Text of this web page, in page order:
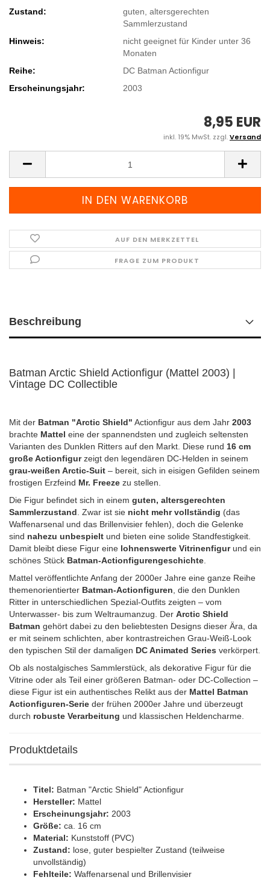
Zustand:
guten, altersgerechten
Sammlerzustand
Hinweis:
nicht geeignet für Kinder unter 36
Monaten
Reihe:
DC Batman Actionfigur
Erscheinungsjahr:
2003
8,95 EUR
inkl. 19% MwSt. zzgl.Versand
AUF DEN MERKZETTEL
FRAGE ZUM PRODUKT
Beschreibung
Batman Arctic Shield Actionfigur (Mattel 2003) |
Vintage DC Collectible
Mit der Batman "Arctic Shield" Actionfigur aus dem Jahr 2003
brachte Mattel eine der spannendsten und zugleich seltensten
Varianten des Dunklen Ritters auf den Markt. Diese rund 16 cm
große Actionfigurzeigt den legendären DC-Helden in seinem
grau-weißen Arctic-Suit – bereit, sich in eisigen Gefilden seinem
frostigen Erzfeind Mr. Freeze zu stellen.
Die Figur befindet sich in einem guten, altersgerechten
Sammlerzustand . Zwar ist sie nicht mehr vollständig (das
Waffenarsenal und das Brillenvisier fehlen), doch die Gelenke
sind nahezu unbespielt und bieten eine solide Standfestigkeit.
Damit bleibt diese Figur eine lohnenswerte Vitrinenfigurund ein
schönes Stück Batman-Actionfigurengeschichte
Mattel veröffentlichte Anfang der 2000er Jahre eine ganze Reihe
themenorientierter Batman-Actionfiguren , die den Dunklen
Ritter in unterschiedlichen Spezial-Outfits zeigten – vom
Unterwasser- bis zum Weltraumanzug. Der Arctic Shield
Batman gehört dabei zu den beliebtesten Designs dieser Ära, da
er mit seinem schlichten, aber kontrastreichen Grau-Weiß-Look
den typischen Stil der damaligen DC Animated Series verkörpert.
Ob als nostalgisches Sammlerstück, als dekorative Figur für die
Vitrine oder als Teil einer größeren Batman- oder DC-Collection –
diese Figur ist ein authentisches Relikt aus der Mattel Batman
Actionfiguren-Serie der frühen 2000er Jahre und überzeugt
durch robuste Verarbeitung und klassischen Heldencharme.
Produktdetails
Titel: Batman "Arctic Shield" Actionfigur
Hersteller: Mattel
Erscheinungsjahr: 2003
Größe: ca. 16 cm
Material: Kunststoff (PVC)
Zustand: lose, guter bespielter Zustand (teilweise
unvollständig)
Fehlteile: Waffenarsenal und Brillenvisier